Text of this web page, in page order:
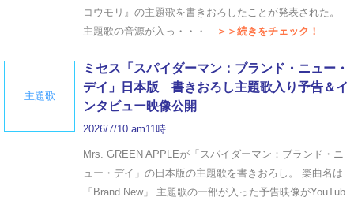
コウモリ』の主題歌を書きおろしたことが発表された。
主題歌の音源が入っ・・・
＞＞続きをチェック！
主題歌
ミセス「スパイダーマン：ブランド・ニュー・
デイ」日本版 書きおろし主題歌入り予告＆イ
ンタビュー映像公開
2026/7/10 am11時
Mrs. GREEN APPLEが「スパイダーマン：ブランド・ニ
ュー・デイ」の日本版の主題歌を書きおろし。 楽曲名は
「Brand New」 主題歌の一部が入った予告映像がYouTub